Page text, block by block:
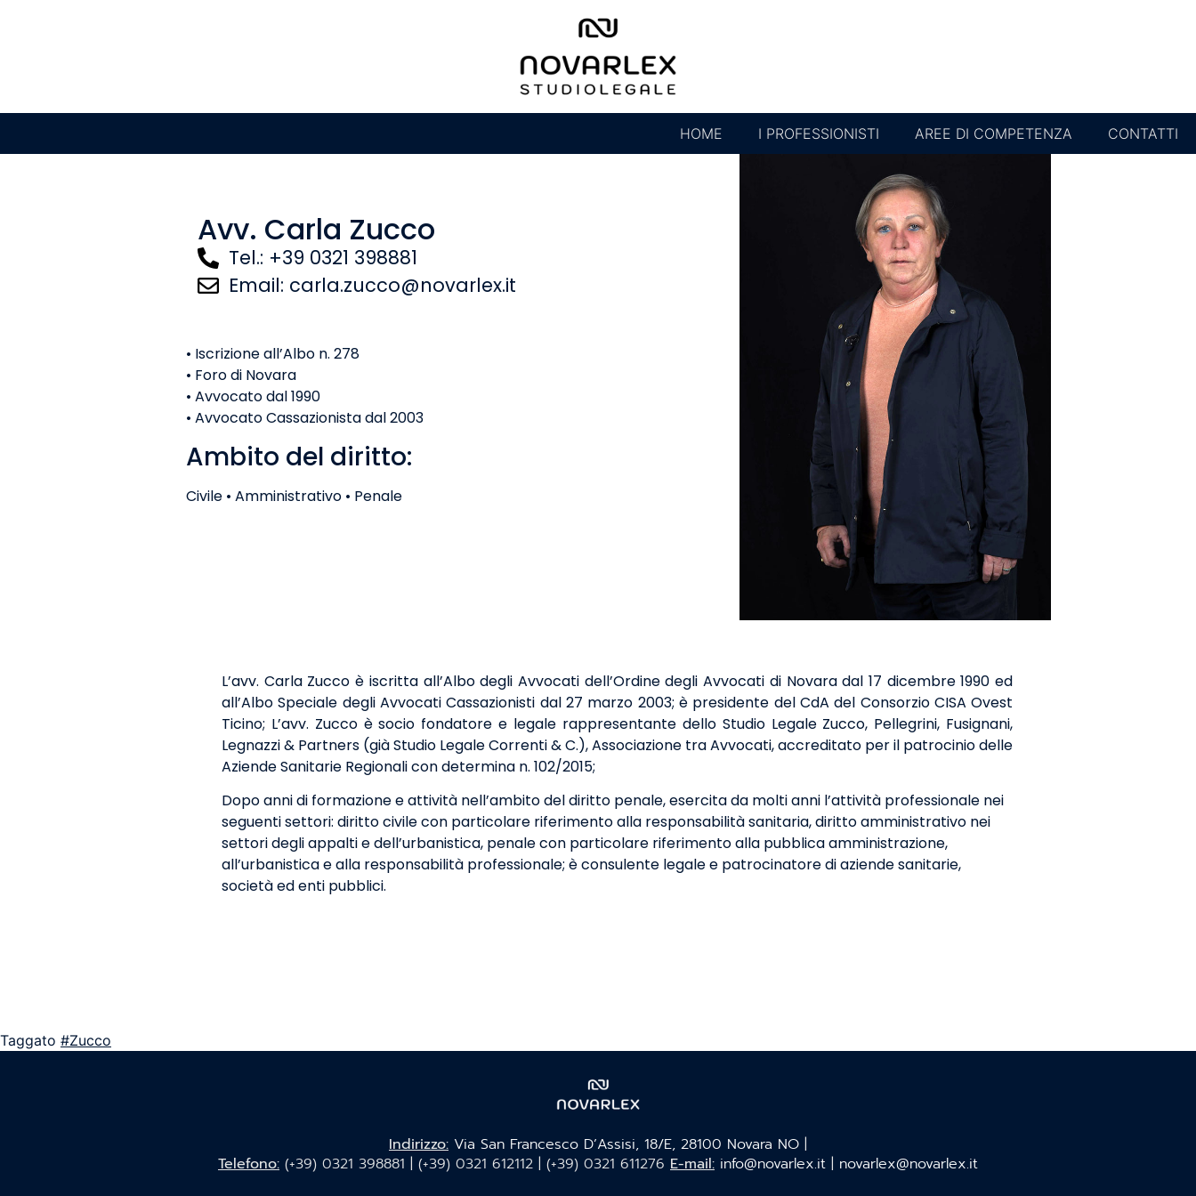
HOME I PROFESSIONISTI AREE DI COMPETENZA CONTATTI
Avv. Carla Zucco
Tel.: +39 0321 398881
Email: carla.zucco@novarlex.it
• Iscrizione all’Albo n. 278
• Foro di Novara
• Avvocato dal 1990
• Avvocato Cassazionista dal 2003
Ambito del diritto:
Civile • Amministrativo • Penale
L’avv. Carla Zucco è iscritta all’Albo degli Avvocati dell’Ordine degli Avvocati di Novara dal 17 dicembre 1990 ed
all’Albo Speciale degli Avvocati Cassazionisti dal 27 marzo 2003; è presidente del CdA del Consorzio CISA Ovest
Ticino; L’avv. Zucco è socio fondatore e legale rappresentante dello Studio Legale Zucco, Pellegrini, Fusignani,
Legnazzi & Partners (già Studio Legale Correnti & C.), Associazione tra Avvocati, accreditato per il patrocinio delle
Aziende Sanitarie Regionali con determina n. 102/2015;
Dopo anni di formazione e attività nell’ambito del diritto penale, esercita da molti anni l’attività professionale nei
seguenti settori: diritto civile con particolare riferimento alla responsabilità sanitaria, diritto amministrativo nei
settori degli appalti e dell’urbanistica, penale con particolare riferimento alla pubblica amministrazione,
all’urbanistica e alla responsabilità professionale; è consulente legale e patrocinatore di aziende sanitarie,
società ed enti pubblici.
Taggato #Zucco
Indirizzo: Via San Francesco D’Assisi, 18/E, 28100 Novara NO |
Telefono: (+39) 0321 398881 | (+39) 0321 612112 | (+39) 0321 611276 E-mail: info@novarlex.it | novarlex@novarlex.it